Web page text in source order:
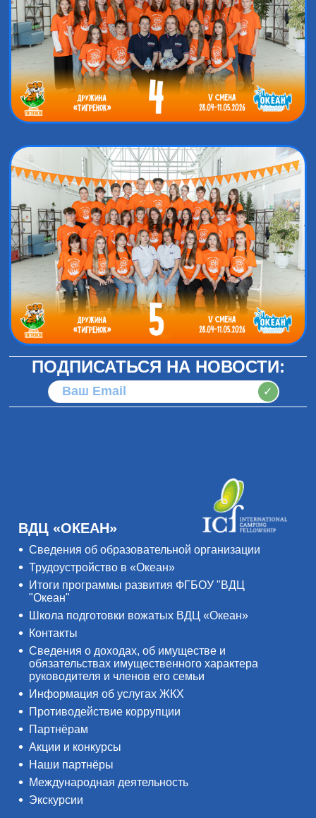
ПОДПИСАТЬСЯ НА НОВОСТИ:
✓
ВДЦ «ОКЕАН»
Сведения об образовательной организации
Трудоустройство в «Океан»
Итоги программы развития ФГБОУ "ВДЦ
"Океан"
Школа подготовки вожатых ВДЦ «Океан»
Контакты
Сведения о доходах, об имуществе и
обязательствах имущественного характера
руководителя и членов его семьи
Информация об услугах ЖКХ
Противодействие коррупции
Партнёрам
Акции и конкурсы
Наши партнёры
Международная деятельность
Экскурсии